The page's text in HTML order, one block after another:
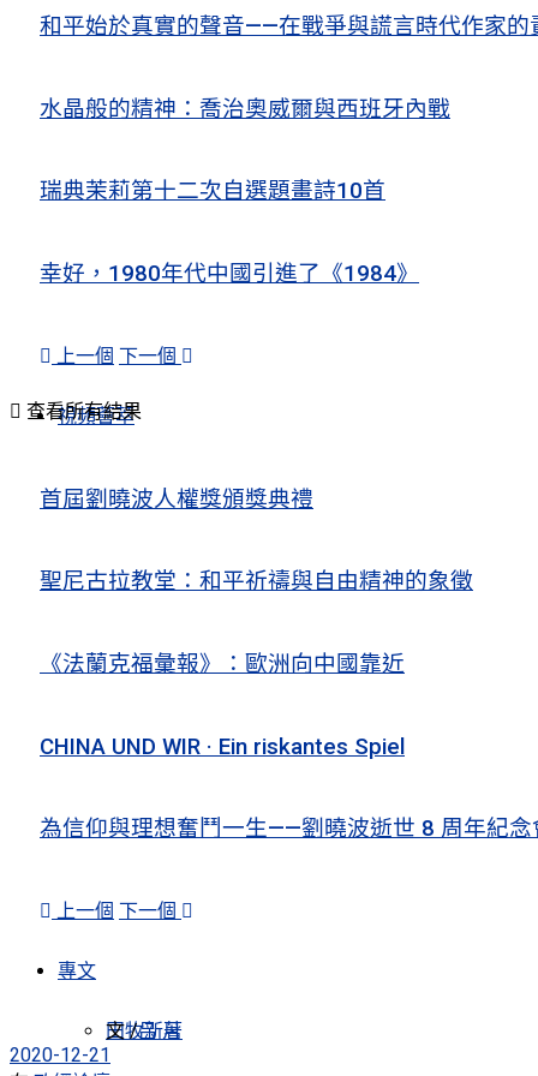
和平始於真實的聲音——在戰爭與謊言時代作家的
水晶般的精神：喬治奧威爾與西班牙內戰
瑞典茉莉第十二次自選題畫詩10首
幸好，1980年代中國引進了《1984》
上一個 下一個
視頻薈萃
首屆劉曉波人權獎頒獎典禮
聖尼古拉教堂：和平祈禱與自由精神的象徵
《法蘭克福彙報》：歐洲向中國靠近
CHINA UND WIR · Ein riskantes Spiel
為信仰與理想奮鬥一生——劉曉波逝世 8 周年紀念
上一個 下一個
專文
田牧新著
查看所有結果
文 /吕 月
2020-12-21